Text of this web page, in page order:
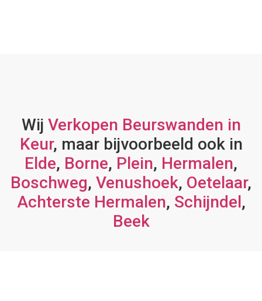
Wij Verkopen Beurswanden in
Keur, maar bijvoorbeeld ook in
Elde, Borne, Plein, Hermalen,
Boschweg, Venushoek, Oetelaar,
Achterste Hermalen, Schijndel,
Beek